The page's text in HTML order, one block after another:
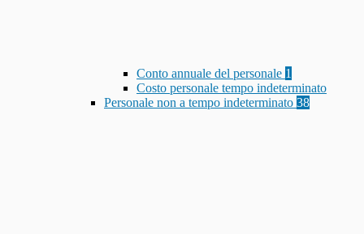
Conto annuale del personale 1
Costo personale tempo indeterminato
Personale non a tempo indeterminato 38